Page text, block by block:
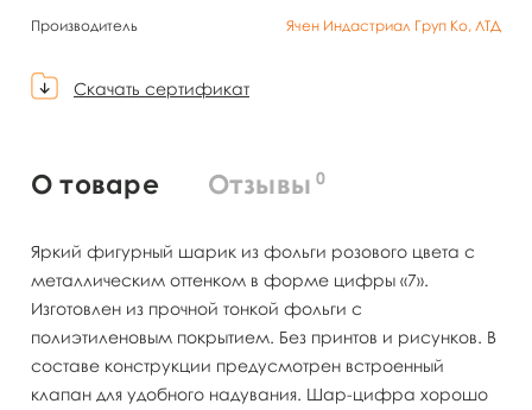
Производитель
Ячен Индастриал Груп Ко, ЛТД
Скачать сертификат
О товаре Отзывы 0
Яркий фигурный шарик из фольги розового цвета с
металлическим оттенком в форме цифры «7».
Изготовлен из прочной тонкой фольги с
полиэтиленовым покрытием. Без принтов и рисунков. В
составе конструкции предусмотрен встроенный
клапан для удобного надувания. Шар-цифра хорошо